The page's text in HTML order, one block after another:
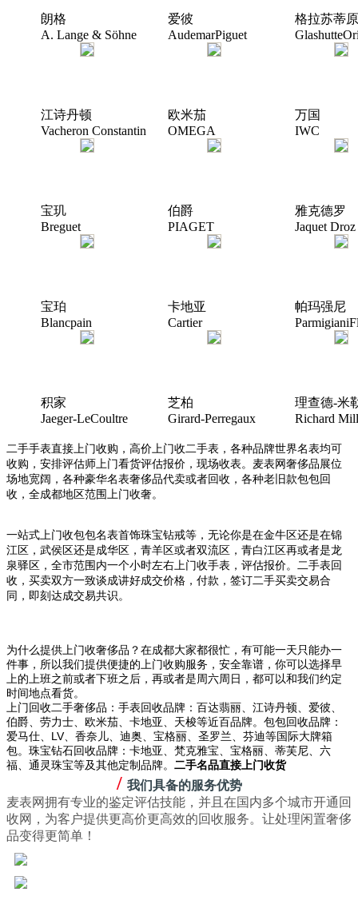
朗格
A. Lange & Söhne
江诗丹顿
Vacheron Constantin
宝玑
Breguet
宝珀
Blancpain
积家
Jaeger-LeCoultre
爱彼
AudemarPiguet
欧米茄
OMEGA
伯爵
PIAGET
卡地亚
Cartier
芝柏
Girard-Perregaux
格拉苏蒂
万国
IWC
雅克德罗
Jaquet Droz
帕玛强尼
理查德-米
Richard
二手手表直接上门收购，高价上门收二手表，各种品牌世界名表均可
收购，安排评估师上门看货评估报价，现场收表。麦表网奢侈品展位
场地宽阔，各种豪华名表奢侈品代卖或者回收，各种老旧款包包回
收，全成都地区范围上门收奢。
一站式上门收包包名表首饰珠宝钻戒等，无论你是在金牛区还是在锦
江区，武侯区还是成华区，青羊区或者双流区，青白江区再或者是龙
泉驿区，全市范围内一个小时左右上门收手表，评估报价。二手表回
收，买卖双方一致谈成讲好成交价格，付款，签订二手买卖交易合
同，即刻达成交易共识。
为什么提供上门收奢侈品？在成都大家都很忙，有可能一天只能办一
件事，所以我们提供便捷的上门收购服务，安全靠谱，你可以选择早
上的上班之前或者下班之后，再或者是周六周日，都可以和我们约定
时间地点看货。
上门回收二手奢侈品：手表回收品牌：百达翡丽、江诗丹顿、爱彼、
伯爵、劳力士、欧米茄、卡地亚、天梭等近百品牌。包包回收品牌：
爱马仕、LV、香奈儿、迪奥、宝格丽、圣罗兰、芬迪等国际大牌箱
包。珠宝钻石回收品牌：卡地亚、梵克雅宝、宝格丽、蒂芙尼、六
福、通灵珠宝等及其他定制品牌。 二手名品直接上门收货
/ 我们具备的服务优势
麦表网拥有专业的鉴定评估技能，并且在国内多个城市开通回
收网，为客户提供更高价更高效的回收服务。让处理闲置奢侈
品变得更简单！